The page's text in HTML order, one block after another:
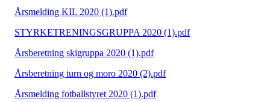
Årsmelding KIL 2020 (1).pdf
STYRKETRENINGSGRUPPA 2020 (1).pdf
Årsberetning skigruppa 2020 (1).pdf
Årsberetning turn og moro 2020 (2).pdf
Årsmelding fotballstyret 2020 (1).pdf